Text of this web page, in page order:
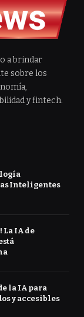
a brindar
sobre los
y fintech.
Inteligentes
La IA de
la IA para
y accesibles